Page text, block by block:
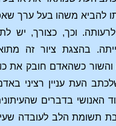
להביא משהו בעל ערך
וכך, כצורך, יש
בהצגת ציור זה
והשור כשהאדם חובק את
העת עניין רציני
האנושי בדברים
תשומת הלב לעובדה